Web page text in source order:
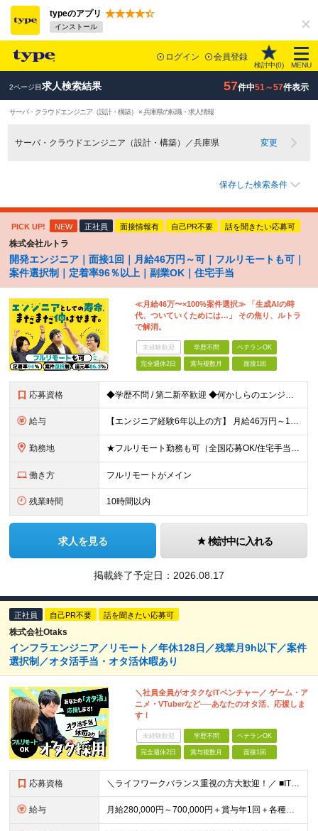
typeのアプリ
インストール
ログイン 会員登録
検討中(0) MENU
2ページ目求人検索結果 57件中51～57件表示
サーバ・クラウドエンジニア（設計・構築） × 兵庫県の転職・求人情報
サーバ・クラウドエンジニア（設計・構築）／兵庫県 変更
保存した検索条件
PICK UP! NEW 正社員 面接情報有 自己PR不要 話を聞きたい応募可
株式会社ルトラ
開発エンジニア｜面接1回｜月給46万円～可｜フルリモートも可｜
案件選択制｜定着率96％以上｜副業OK｜住宅手当
≪月給46万〜×100%案件選択≫ 「生成AIの時
代、ついていくためには…」 その焦り、ルトラ
で解消。
未経験歓迎 学歴不問 ベテランOK
完全週休2日 賞与複数月 面接1回
応募資格 ◆学歴不問 / 第二新卒歓迎 ◆何かしらのエンジニア経験をお持ちの方 （言語・期間・フェーズ不問） 経験浅めの方も遠慮なくご応募ください！ ■入社前Q＆A ────── ◎実力に見合った報酬が手に
給与 【エンジニア経験6年以上の方】 月給46万円～100万円（固定残業代含む） ※上記月給には月30時間分の固定残業代（月8万7,400円～月19万円）を含む。超過分は全額支給。 【エンジニア経験4年以
勤務地 ★フルリモート勤務も可（全国応募OK/住宅手当を支給します） ※案件によって常駐が必要になる場合があります。 ※希望がない限り、転勤はありません ※U・Iターン歓迎 ★ルトラの社員は全国各地で活躍中
働き方 フルリモートがメイン
残業時間 10時間以内
求人を見る 検討中に入れる
掲載終了予定日： 2026.08.17
正社員 自己PR不要 話を聞きたい応募可
株式会社Otaks
インフラエンジニア／リモート／年休128日／残業月9h以下／案件
選択制／オタ活手当・オタ活休暇あり
＼社員全員がオタクなITベンチャー／ ゲーム・ア
ニメ・VTuberなど──あなたのオタ活、応援しま
す！
未経験歓迎 学歴不問 ベテランOK
完全週休2日 賞与複数月 面接1回
応募資格 ＼ライフワークバランス重視の方大歓迎！／ ■IT業界で何かしらの実務経験をお持ちの方（1年以上） ※技術領域や工程は不問です。 ＼こんな方はぜひご応募ください！／ ★何かに熱中できる方 ★趣味も仕事
給与 月給280,000円～700,000円＋賞与年1回＋各種手当 ★上記にはみなし残業代として月30時間分（47,750円～130,424円）を含みます。超過分は別途支給します ★経験やスキル、キャリアの